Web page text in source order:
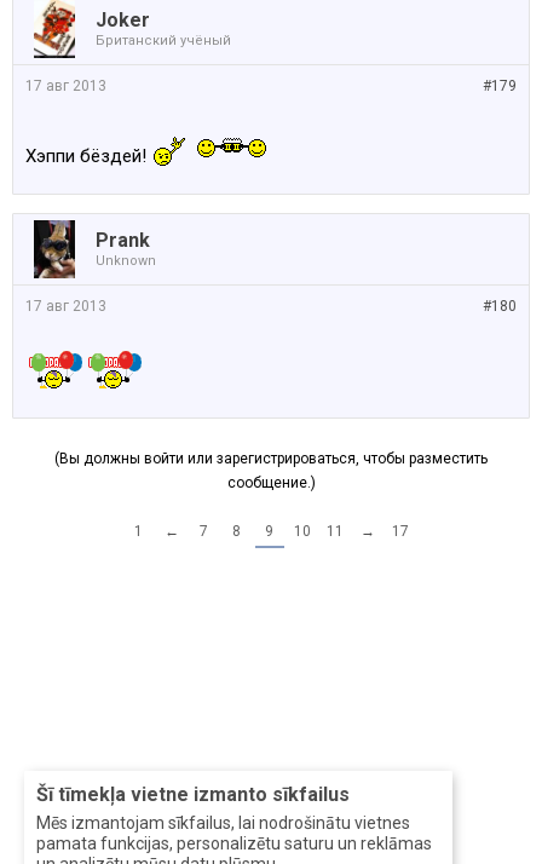
Šī tīmekļa vietne izmanto sīkfailus
Mēs izmantojam sīkfailus, lai nodrošinātu vietnes
pamata funkcijas, personalizētu saturu un reklāmas
Joker
Британский учёный
#179
17 авг 2013
Хэппи бёздей!
Prank
Unknown
#180
17 авг 2013
(Вы должны войти или зарегистрироваться, чтобы разместить
сообщение.)
1 ← 7 8 9 10 11 → 17